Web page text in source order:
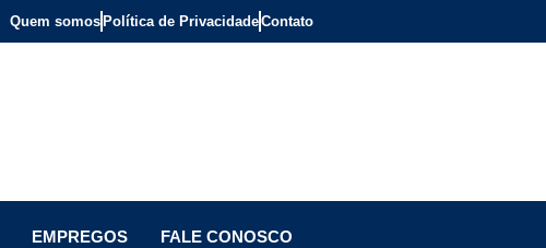
Quem somos Política de PrivacidadeContato
EMPREGOS FALE CONOSCO